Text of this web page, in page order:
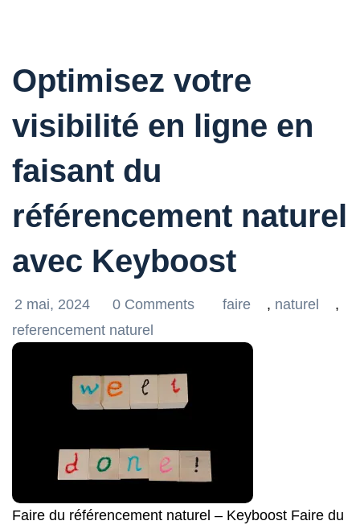
Optimisez votre
visibilité en ligne en
faisant du
référencement naturel
avec Keyboost
2 mai, 2024 0 Comments faire , naturel
,
referencement naturel
Faire du référencement naturel – Keyboost Faire du